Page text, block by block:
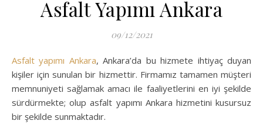
Asfalt Yapımı Ankara
09/12/2021
Asfalt yapımı Ankara, Ankara’da bu hizmete ihtiyaç duyan
kişiler için sunulan bir hizmettir. Firmamız tamamen müşteri
memnuniyeti sağlamak amacı ile faaliyetlerini en iyi şekilde
sürdürmekte; olup asfalt yapımı Ankara hizmetini kusursuz
bir şekilde sunmaktadır.